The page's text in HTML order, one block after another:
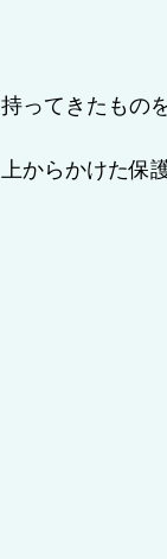
持ってきたもの
上からかけた保